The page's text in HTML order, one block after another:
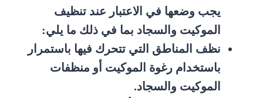
يجب وضعها في الاعتبار عند تنظيف
الموكيت والسجاد بما في ذلك ما يلي:
نظف المناطق التي تتحرك فيها باستمرار
باستخدام رغوة الموكيت أو منظفات
الموكيت والسجاد.